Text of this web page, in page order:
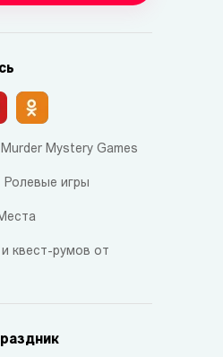
Murder Mystery Games
Ролевые игры
квест-румов от